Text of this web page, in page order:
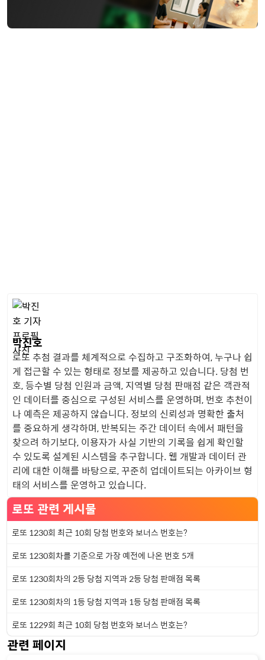
박진호
로또 추첨 결과를 체계적으로 수집하고 구조화하여, 누구나 쉽
게 접근할 수 있는 형태로 정보를 제공하고 있습니다. 당첨 번
호, 등수별 당첨 인원과 금액, 지역별 당첨 판매점 같은 객관적
인 데이터를 중심으로 구성된 서비스를 운영하며, 번호 추천이
나 예측은 제공하지 않습니다. 정보의 신뢰성과 명확한 출처
를 중요하게 생각하며, 반복되는 주간 데이터 속에서 패턴을
찾으려 하기보다, 이용자가 사실 기반의 기록을 쉽게 확인할
수 있도록 설계된 시스템을 추구합니다. 웹 개발과 데이터 관
리에 대한 이해를 바탕으로, 꾸준히 업데이트되는 아카이브 형
태의 서비스를 운영하고 있습니다.
로또 관련 게시물
로또 1230회 최근 10회 당첨 번호와 보너스 번호는?
로또 1230회차를 기준으로 가장 예전에 나온 번호 5개
로또 1230회차의 2등 당첨 지역과 2등 당첨 판매점 목록
로또 1230회차의 1등 당첨 지역과 1등 당첨 판매점 목록
로또 1229회 최근 10회 당첨 번호와 보너스 번호는?
관련 페이지